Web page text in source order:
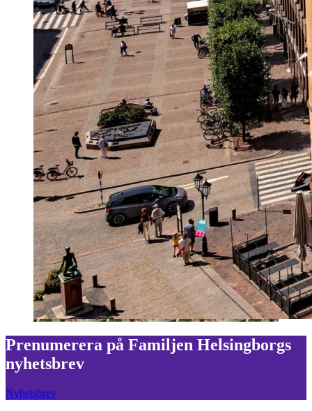
Prenumerera på Familjen Helsingborgs
nyhetsbrev
Nyhetsbrev